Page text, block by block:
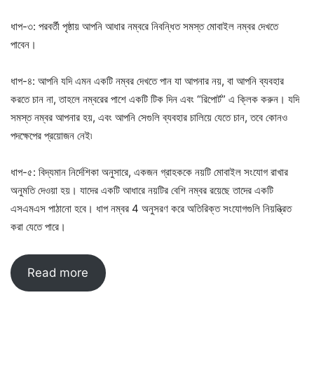
ধাপ-৩: পরবর্তী পৃষ্ঠায় আপনি আধার নম্বরে নিবন্ধিত সমস্ত মোবাইল নম্বর দেখতে
পাবেন।
ধাপ-৪: আপনি যদি এমন একটি নম্বর দেখতে পান যা আপনার নয়, বা আপনি ব্যবহার
করতে চান না, তাহলে নম্বরের পাশে একটি টিক দিন এবং “রিপোর্ট” এ ক্লিক করুন। যদি
সমস্ত নম্বর আপনার হয়, এবং আপনি সেগুলি ব্যবহার চালিয়ে যেতে চান, তবে কোনও
পদক্ষেপের প্রয়োজন নেই৷
ধাপ-৫: বিদ্যমান নির্দেশিকা অনুসারে, একজন গ্রাহককে নয়টি মোবাইল সংযোগ রাখার
অনুমতি দেওয়া হয়। যাদের একটি আধারে নয়টির বেশি নম্বর রয়েছে তাদের একটি
এসএমএস পাঠানো হবে। ধাপ নম্বর 4 অনুসরণ করে অতিরিক্ত সংযোগগুলি নিয়ন্ত্রিত
করা যেতে পারে।
Read more